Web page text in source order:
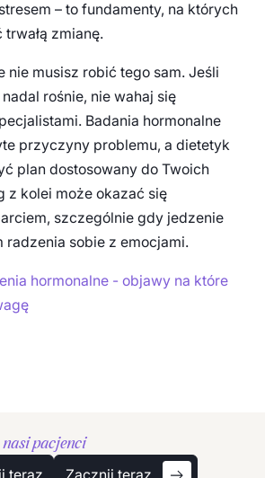
– to fundamenty, na których
zmianę.
nie musisz robić tego sam. Jeśli
rośnie, nie wahaj się
Badania hormonalne
przyczyny problemu, a dietetyk
plan dostosowany do Twoich
z kolei może okazać się
szczególnie gdy jedzenie
radzenia sobie z emocjami.
hormonalne - objawy na które
nasi pacjenci